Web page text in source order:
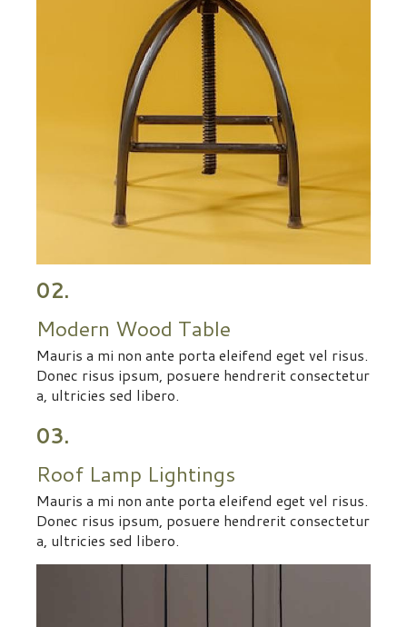
02.
Modern Wood Table
Mauris a mi non ante porta eleifend eget vel risus.
Donec risus ipsum, posuere hendrerit consectetur
a, ultricies sed libero.
03.
Roof Lamp Lightings
Mauris a mi non ante porta eleifend eget vel risus.
Donec risus ipsum, posuere hendrerit consectetur
a, ultricies sed libero.